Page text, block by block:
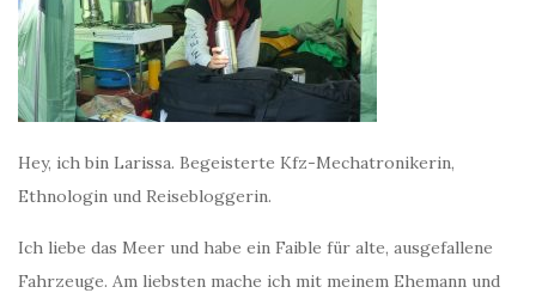
Hey, ich bin Larissa. Begeisterte Kfz-Mechatronikerin,
Ethnologin und Reisebloggerin.
Ich liebe das Meer und habe ein Faible für alte, ausgefallene
Fahrzeuge. Am liebsten mache ich mit meinem Ehemann und